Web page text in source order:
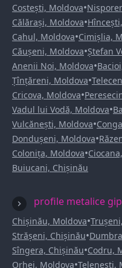
Costești, Moldova•
Călărași, Moldova•
Cahul, Moldova•Cimișlia,
Căușeni, Moldova•Ștefan
Anenii Noi, Moldova•
Țînțăreni, Moldova•
Cricova, Moldova•
Vadul lui Vodă, Moldova•
Vulcănești, Moldova•
Dondușeni, Moldova•
Colonița, Moldova•
Buiucani, Chișinău
profile metalice
Chișinău, Moldova•
Strășeni, Chișinău•
Sîngera, Chișinău•Codru,
Orhei, Moldova•Telenești,